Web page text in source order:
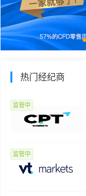
热门经纪商
监管中
监管中